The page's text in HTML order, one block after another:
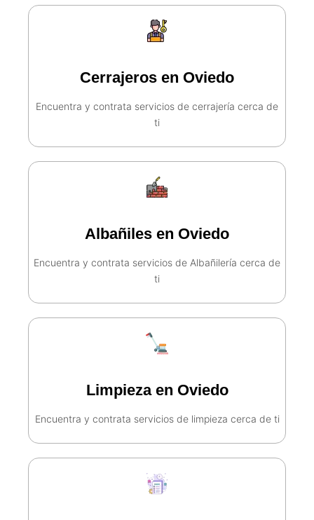
Cerrajeros en Oviedo
Encuentra y contrata servicios de cerrajería cerca de
ti​
Albañiles en Oviedo
Encuentra y contrata servicios de Albañilería cerca de
ti​
Limpieza en Oviedo
Encuentra y contrata servicios de limpieza cerca de ti​